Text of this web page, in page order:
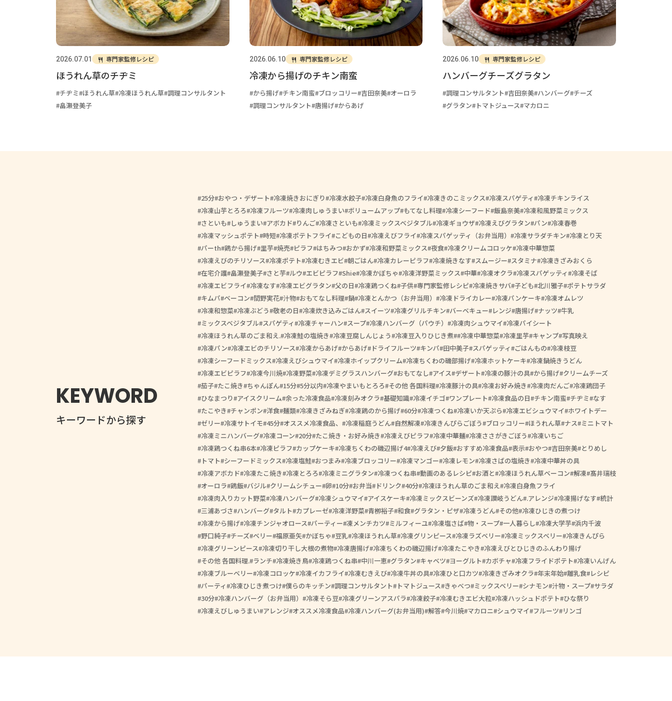
2026.07.01 専門家監修レシピ
ほうれん草のチヂミ
チヂミ ほうれん草 冷凍ほうれん草 調理コンサルタント
畠瀬登美子
2026.06.10 専門家監修レシピ
冷凍から揚げのチキン南蛮
から揚げ チキン南蛮 ブロッコリー 吉田奈美 オーロラ
調理コンサルタント 唐揚げ からあげ
2026.06.10 専門家監修レシピ
ハンバーグチーズグラタン
調理コンサルタント 吉田奈美 ハンバーグ チーズ
グラタン トマトジュース マカロニ
KEYWORD
キーワードから探す
25分 おやつ・デザート 冷凍焼きおにぎり 冷凍水餃子 冷凍白身魚のフライ 冷凍きのこミックス 冷凍スパゲティ 冷凍チキンライス
冷凍山芋とろろ 冷凍フルーツ 冷凍肉しゅうまい ボリュームアップ もてなし料理 冷凍シーフード 飯島奈美 冷凍和風野菜ミックス
さといも しゅうまい アボカド りんご 冷凍さといも 冷凍ミックスベジタブル 冷凍ギョウザ 冷凍えびグラタン パン 冷凍春巻
冷凍マッシュポテト 時短 冷凍ポテトフライ こどもの日 冷凍えびフライ 冷凍スパゲッティ（お弁当用） 冷凍サラダチキン 冷凍とり天
パーth 鶏から揚げ 里芋 焼売 ピラフ はちみつ おかず 冷凍和野菜ミックス 夜食 冷凍クリームコロッケ 冷凍中華惣菜
冷凍えびのチリソース 冷凍ポテト 冷凍むきエビ 朝ごはん 冷凍カレーピラフ 冷凍焼きなす スムージー スタミナ 冷凍きざみおくら
在宅介護 畠瀬登美子 さと芋 ルウ エビピラフ Shie 冷凍かぼちゃ 冷凍洋野菜ミックス 中華 冷凍オクラ 冷凍スパゲッティ 冷凍そば
冷凍エビフライ 冷凍なす 冷凍エビグラタン 父の日 冷凍鶏つくね 子供 専門家監修レシピ 冷凍焼きサバ 子ども 北川雅子 ポテトサラダ
キムパ ベーコン 間野実花 汁物 おもてなし料理 鍋 冷凍とんかつ（お弁当用） 冷凍ドライカレー 冷凍パンケーキ 冷凍オムレツ
冷凍和惣菜 冷凍ぶどう 敬老の日 冷凍炊き込みごはん スイーツ 冷凍グリルチキン バーベキュー レンジ 唐揚げ ナッツ 牛乳
ミックスベジタブル スパゲティ 冷凍チャーハン スープ 冷凍ハンバーグ（パウチ） 冷凍肉シュウマイ 冷凍パイシート
冷凍ほうれん草のごま和え. 冷凍鮭の塩焼き 冷凍豆腐しんじょう 冷凍豆入りひじき煮 #冷凍中華惣菜 冷凍里芋 キャンプ 写真映え
冷凍パン 冷凍エビのチリソース 冷凍からあげ からあげ ドライフルーツ キンパ 田中美子 スパゲッティ ごはんもの 冷凍枝豆
冷凍シーフードミックス 冷凍えびシュウマイ 冷凍ホイップクリーム 冷凍ちくわの磯部揚げ 冷凍ホットケーキ 冷凍鍋焼きうどん
冷凍エビピラフ 冷凍今川焼 冷凍野菜 冷凍デミグラスハンバーグ おもてなし アイス デザート 冷凍の豚汁の具 から揚げ クリームチーズ
茄子 たこ焼き ちゃんぽん 15分 5分以内 冷凍やまいもとろろ その他 各国料理 冷凍豚汁の具 冷凍お好み焼き 冷凍肉だんご 冷凍鶏団子
ひなまつり アイスクリーム 余った冷凍食品 冷凍刻みオクラ 基礎知識 冷凍イチゴ ワンプレート 冷凍食品の日 チキン南蛮 チヂミ なす
たこやき チャンポン 洋食 麺類 冷凍きざみねぎ 冷凍鶏のから揚げ 60分 冷凍つくね 冷凍いか天ぷら 冷凍エビシュウマイ ホワイトデー
ゼリー 冷凍サトイモ 45分 オススメ冷凍食品、 冷凍稲庭うどん 自然解凍 冷凍きんぴらごぼう ブロッコリー ほうれん草 ナス ミニトマト
冷凍ミニハンバーグ 冷凍コーン 20分 たこ焼き・お好み焼き 冷凍えびピラフ 冷凍中華麺 冷凍ささがきごぼう 冷凍いちご
冷凍鶏つくね串6本 冷凍ピラフ カップケーキ 冷凍ちくわの磯辺揚げ4 冷凍えび 夕飯 おすすめ冷凍食品 表示 おやつ 吉田奈美 とりめし
トマト シーフードミックス 冷凍塩鮭 おつまみ 冷凍ブロッコリー 冷凍マンゴー 冷凍レモン 冷凍さばの塩焼き 冷凍中華丼の具
冷凍アボカド 冷凍たこ焼き 冷凍とろろ 冷凍ミニグラタン 冷凍つくね串 動画のあるレシピ お酒と 冷凍ほうれん草ベーコン 解凍 髙井瑞枝
オーロラ 鶏飯 バジル クリームシチュー 卵 10分 お弁当 ドリンク 40分 冷凍ほうれん草のごま和え 冷凍白身魚フライ
冷凍肉入りカット野菜 冷凍ハンバーグ 冷凍シュウマイ アイスケーキ 冷凍ミックスビーンズ 冷凍讃岐うどん .アレンジ 冷凍揚げなす 統計
三浦あづさ ハンバーグ タルト カプレーゼ 冷凍洋野菜 青栁裕子 和食 グラタン・ピザ 冷凍うどん その他 冷凍ひじきの煮つけ
冷凍から揚げ 冷凍チンジャオロース パーティー 凍メンチカツ ミルフィーユ 冷凍塩さば 物・スープ 一人暮らし 冷凍大学芋 浜内千波
野口純子 チーズ ベリー 福原亜矢 かぼちゃ 豆乳 冷凍ほうれん草 冷凍グリンピース 冷凍ラズベリー 冷凍ミックスベリー 冷凍きんぴら
冷凍グリーンピース 冷凍切り干し大根の煮物 冷凍唐揚げ 冷凍ちくわの磯辺揚げ 冷凍たこやき 冷凍えびとひじきのふんわり揚げ
その他 各国料理. ランチ 冷凍焼き鳥 冷凍鶏つくね串 中川一恵 グラタン キャベツ ヨーグルト カボチャ 冷凍フライドポテト 冷凍いんげん
冷凍ブルーベリー 冷凍コロッケ 冷凍イカフライ 冷凍むきえび 冷凍牛丼の具 冷凍ひと口カツ 冷凍きざみオクラ 年末年始 離乳食 レシピ
パーティ 冷凍ひじき煮つけ 僕らのキッチン 調理コンサルタント トマトジュース きゃべつ ミックスベリー シナモン 汁物・スープ サラダ
30分 冷凍ハンバーグ（お弁当用） 冷凍そら豆 冷凍グリーンアスパラ 冷凍餃子 冷凍むきエビ大粒 冷凍ハッシュドポテト ひな祭り
冷凍えびしゅうまい アレンジ オススメ冷凍食品 冷凍ハンバーグ(お弁当用) 解答 今川焼 マカロニ シュウマイ フルーツ リンゴ